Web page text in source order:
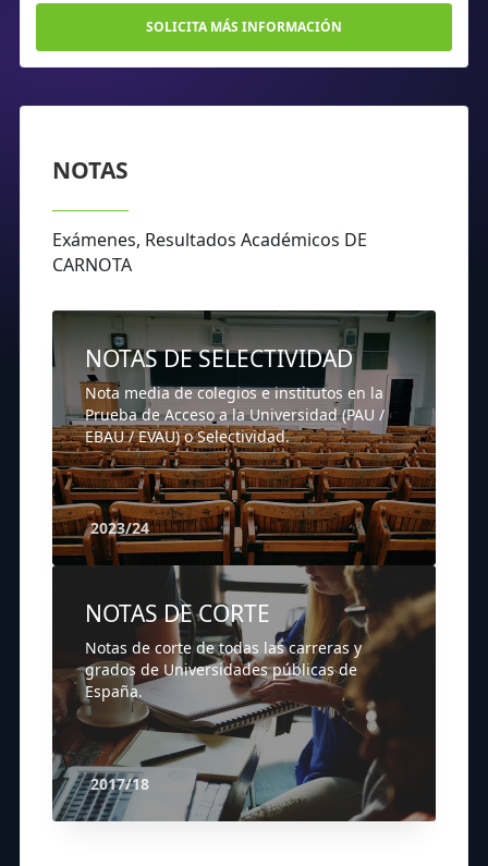
SOLICITA MÁS INFORMACIÓN
NOTAS
Exámenes, Resultados Académicos DE
CARNOTA
NOTAS DE SELECTIVIDAD
Nota media de colegios e institutos en la
Prueba de Acceso a la Universidad (PAU /
EBAU / EVAU) o Selectividad.
2023/24
NOTAS DE CORTE
Notas de corte de todas las carreras y
grados de Universidades públicas de
España.
2017/18